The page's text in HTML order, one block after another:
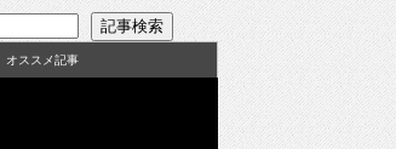
オススメ記事